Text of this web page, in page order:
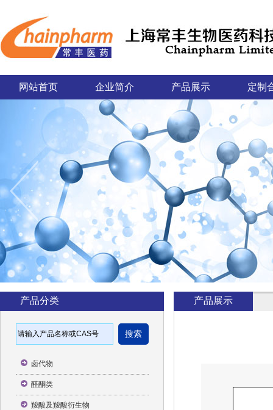
网站首页 企业简介 产品展示 定制
产品分类
卤代物
醛酮类
羧酸及羧酸衍生物
产品展示